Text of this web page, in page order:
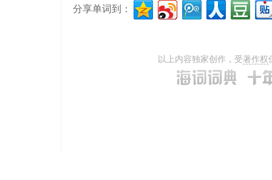
分享单词到：
以上内容独家创作，受著作权